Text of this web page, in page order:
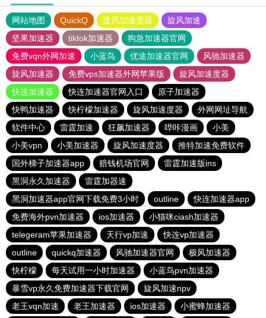
网站地图 QuickQ 旋风加速度器
旋风加速
坚果加速器
tiktok加速器
狗急加速器官网
免费vqn外网加速
小蓝鸟 优途加速器官网
风驰加速器
旋风加速器
免费vps加速器外网苹果版
旋风加速度器
快连加速器
快连加速器官网入口
原子加速器
快鸭加速器
快柠檬加速器 旋风加速度器
外网网址导航
软件中心
雷霆加速 狂飙加速器 哔咔漫画
小美
小美vpn
小美加速器 旋风加速度器
推特加速免费软件
国外梯子加速器app
赔钱机场官网
雷霆加速版ins
黑洞永久加速器
雷霆加器速
黑洞加速器app官网下载免费3小时
outline
快连加速器app
免费海外pvn加速器
ios加速器
小猫咪ciash加速器
telegeram苹果加速器
天行vp加速
快连vp加速器
outline
quickq加速器 风驰加速器官网
极风加速器
快柠檬
每天试用一小时加速器
小蓝鸟pvn加速器
暴雪vp永久免费加速器下载官网
旋风加速npv
老王vqn加速
老王加速器 ios加速器 小蜜蜂加速器